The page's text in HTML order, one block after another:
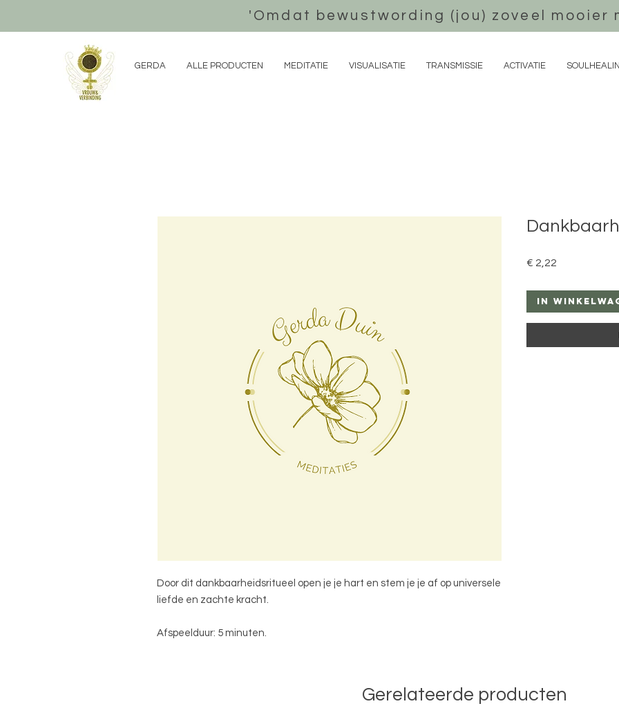
'Omdat bewustwording (jou) zoveel mooier
GERDA ALLE PRODUCTEN MEDITATIE VISUALISATIE TRANSMISSIE ACTIVATIE
Door dit dankbaarheidsritueel open je je hart en stem je je af op universele
liefde en zachte kracht.
Afspeelduur: 5 minuten.
€ 2,22
In
Gerelateerde producten